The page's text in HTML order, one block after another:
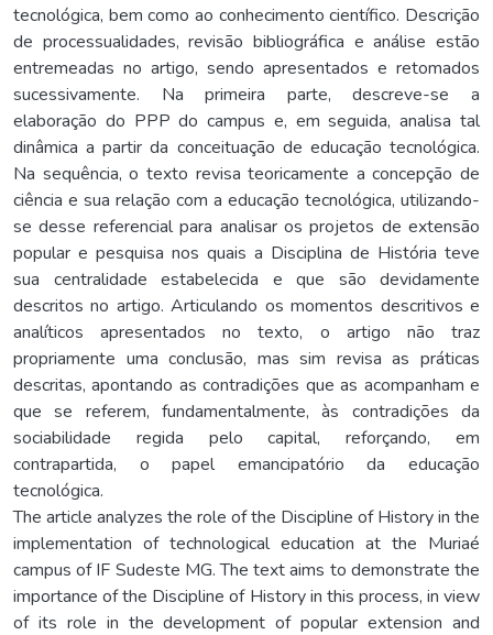
tecnológica, bem como ao conhecimento científico. Descrição
de processualidades, revisão bibliográfica e análise estão
entremeadas no artigo, sendo apresentados e retomados
sucessivamente. Na primeira parte, descreve-se a
elaboração do PPP do campus e, em seguida, analisa tal
dinâmica a partir da conceituação de educação tecnológica.
Na sequência, o texto revisa teoricamente a concepção de
ciência e sua relação com a educação tecnológica, utilizando-
se desse referencial para analisar os projetos de extensão
popular e pesquisa nos quais a Disciplina de História teve
sua centralidade estabelecida e que são devidamente
descritos no artigo. Articulando os momentos descritivos e
analíticos apresentados no texto, o artigo não traz
propriamente uma conclusão, mas sim revisa as práticas
descritas, apontando as contradições que as acompanham e
que se referem, fundamentalmente, às contradições da
sociabilidade regida pelo capital, reforçando, em
contrapartida, o papel emancipatório da educação
tecnológica.
The article analyzes the role of the Discipline of History in the
implementation of technological education at the Muriaé
campus of IF Sudeste MG. The text aims to demonstrate the
importance of the Discipline of History in this process, in view
of its role in the development of popular extension and